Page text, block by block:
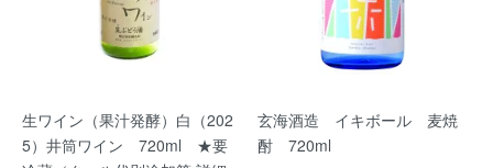
生ワイン（果汁発酵）白（202
5）井筒ワイン 720ml ★要
玄海酒造 イキボール 麦焼
酎 720ml